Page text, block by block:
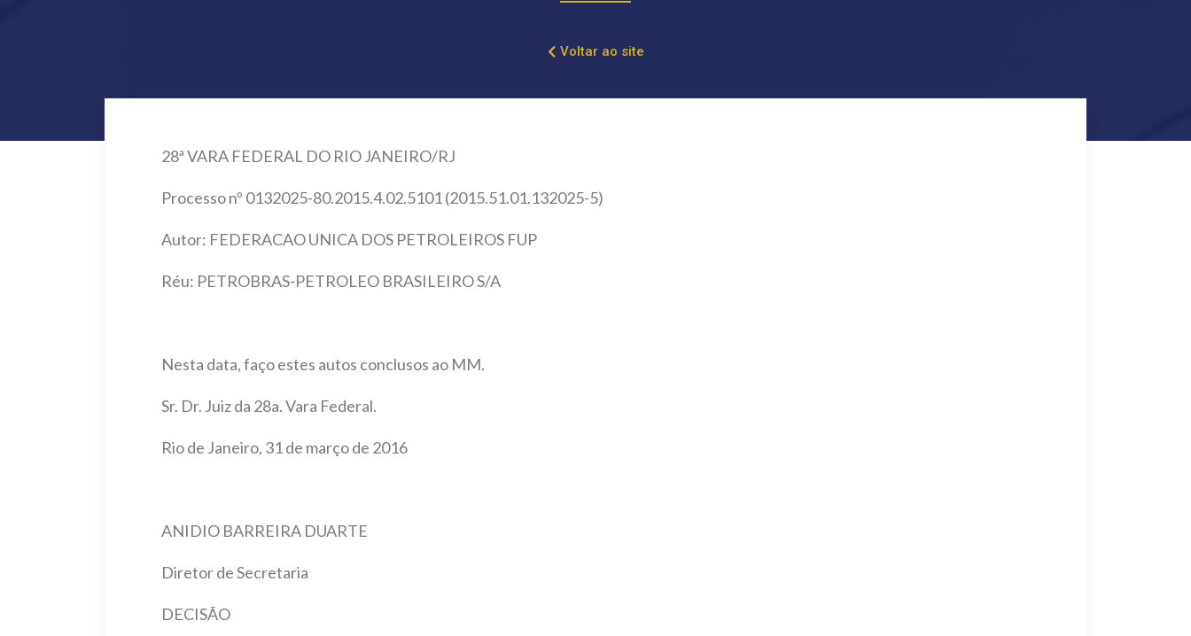
Voltar ao site
28ª VARA FEDERAL DO RIO JANEIRO/RJ
Processo nº 0132025-80.2015.4.02.5101 (2015.51.01.132025-5)
Autor: FEDERACAO UNICA DOS PETROLEIROS FUP
Réu: PETROBRAS-PETROLEO BRASILEIRO S/A
Nesta data, faço estes autos conclusos ao MM.
Sr. Dr. Juiz da 28a. Vara Federal.
Rio de Janeiro, 31 de março de 2016
ANIDIO BARREIRA DUARTE
Diretor de Secretaria
DECISÃO